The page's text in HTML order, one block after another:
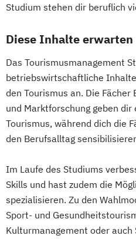
Studium stehen dir beruflich
Diese Inhalte
Das Tourismusmanagement
betriebswirtschaftliche
den Tourismus an. Die
und Marktforschung geben
Tourismus, während dich die
den Berufsalltag
Im Laufe des Studiums
Skills und hast zudem die
spezialisieren. Zu den
Sport- und
Kulturmanagement oder